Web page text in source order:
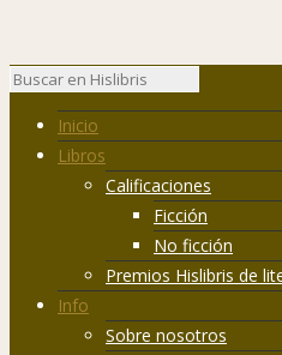
Inicio
Libros
Calificaciones
Ficción
No ficción
Premios Hislibris de
Info
Sobre nosotros